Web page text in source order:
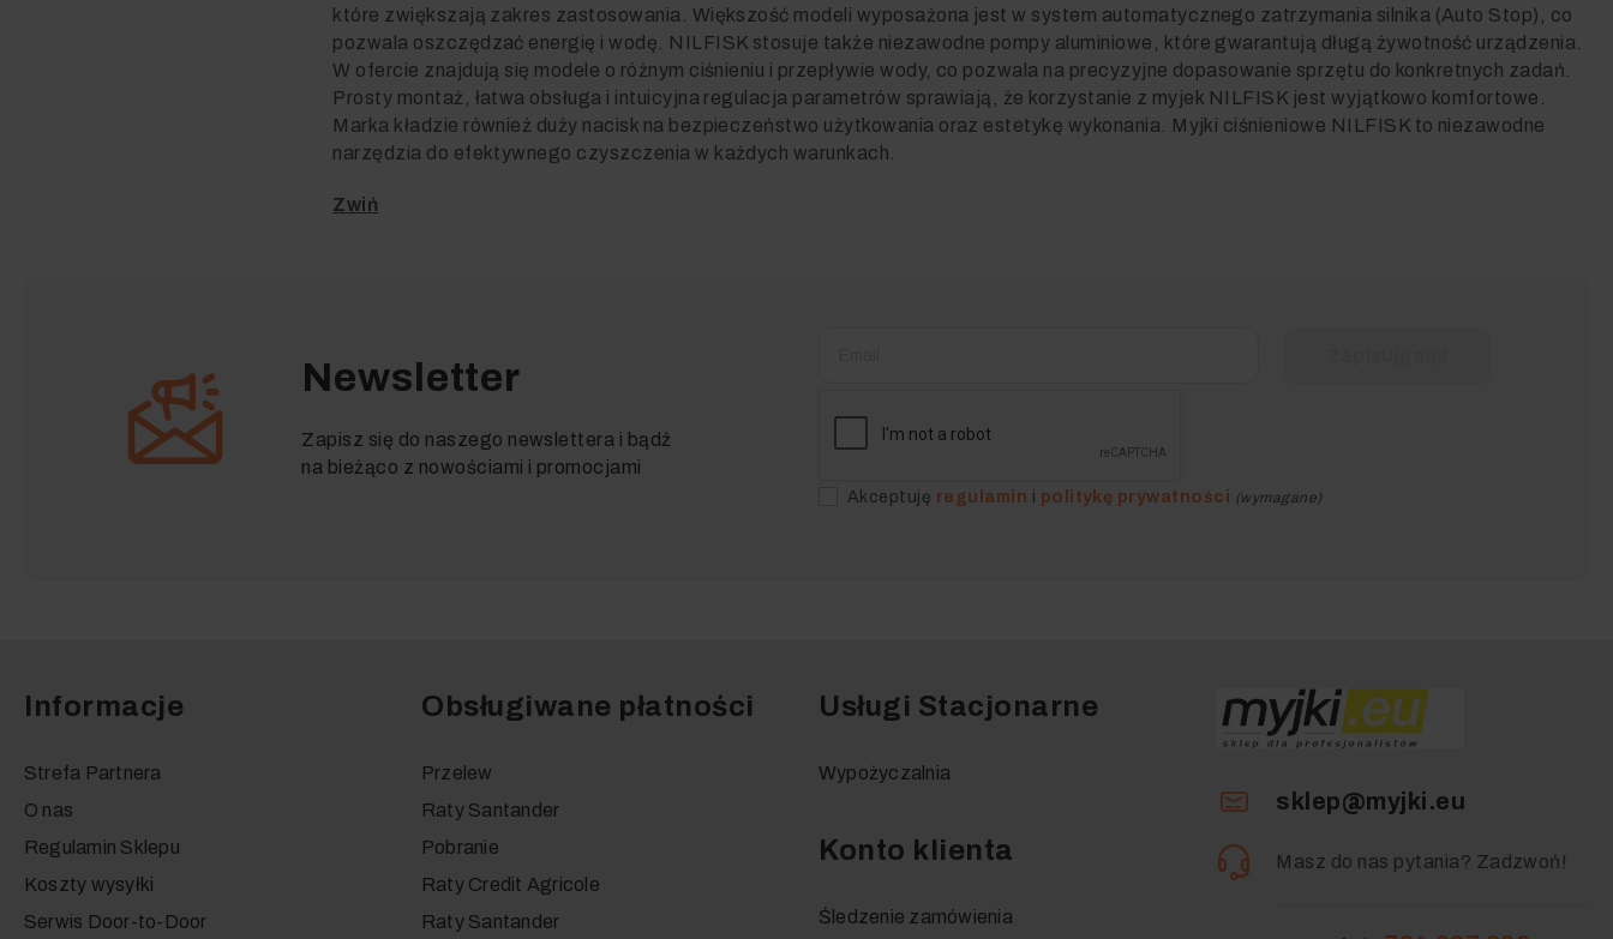
które zwiększają zakres zastosowania. Większość modeli wyposażona jest w system automatycznego zatrzymania silnika (Auto Stop), co
pozwala oszczędzać energię i wodę. NILFISK stosuje także niezawodne pompy aluminiowe, które gwarantują długą żywotność urządzenia.
W ofercie znajdują się modele o różnym ciśnieniu i przepływie wody, co pozwala na precyzyjne dopasowanie sprzętu do konkretnych zadań.
Prosty montaż, łatwa obsługa i intuicyjna regulacja parametrów sprawiają, że korzystanie z myjek NILFISK jest wyjątkowo komfortowe.
Marka kładzie również duży nacisk na bezpieczeństwo użytkowania oraz estetykę wykonania. Myjki ciśnieniowe NILFISK to niezawodne
narzędzia do efektywnego czyszczenia w każdych warunkach.
Newsletter
Zapisz się do naszego newslettera i bądź
na bieżąco z nowościami i promocjami
Akceptuję regulamin i politykę prywatności (wymagane)
Informacje
Strefa Partnera
O nas
Regulamin Sklepu
Koszty wysyłki
Serwis Door-to-Door
Obsługiwane płatności
Przelew
Raty Santander
Pobranie
Raty Credit Agricole
Raty Santander
Usługi Stacjonarne
Wypożyczalnia
Konto klienta
Śledzenie zamówienia
sklep@myjki.eu
Masz do nas pytania? Zadzwoń!